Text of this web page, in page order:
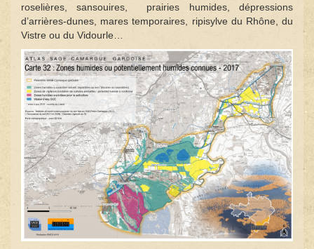
roselières, sansouires, prairies humides, dépressions
d’arrières-dunes, mares temporaires, ripisylve du Rhône, du
Vistre ou du Vidourle…